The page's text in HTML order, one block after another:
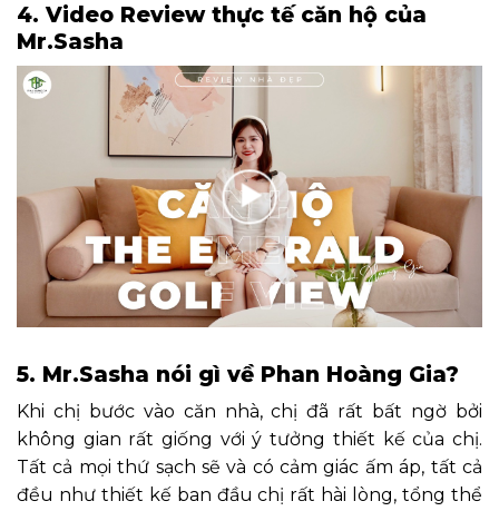
4. Video Review thực tế căn hộ của
Mr.Sasha
5. Mr.Sasha nói gì về Phan Hoàng Gia?
Khi chị bước vào căn nhà, chị đã rất bất ngờ bởi
không gian rất giống với ý tưởng thiết kế của chị.
Tất cả mọi thứ sạch sẽ và có cảm giác ấm áp, tất cả
đều như thiết kế ban đầu chị rất hài lòng, tổng thể